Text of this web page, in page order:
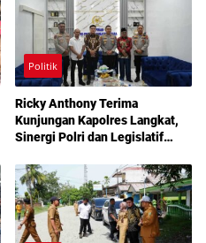
Politik
Ricky Anthony Terima
Kunjungan Kapolres Langkat,
Sinergi Polri dan Legislatif